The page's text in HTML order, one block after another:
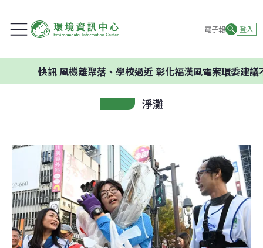
電子報 登入
風機離聚落、學校過近 彰化福漢風電案環委建議不應開發
淨灘